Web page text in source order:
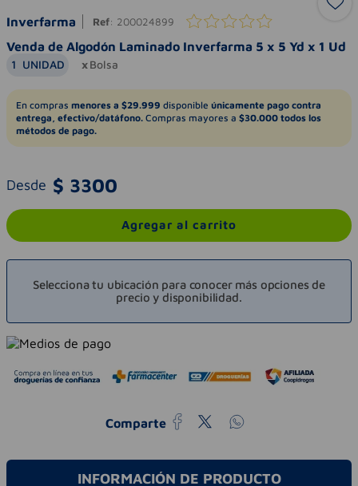
Inverfarma Ref: 200024899
Venda de Algodón Laminado Inverfarma 5 x 5 Yd x 1 Ud
1 UNIDAD Bolsa
En compras menores a $29.999 disponible únicamente pago contra
entrega, efectivo/datáfono. Compras mayores a $30.000 todos los
métodos de pago.
Desde $ 3300
Agregar al carrito
Selecciona tu ubicación para conocer más opciones de
precio y disponibilidad.
Comparte
INFORMACIÓN DE PRODUCTO